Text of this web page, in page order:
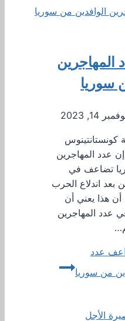
سوريا
14, 2023
كونستانتينوس
إن عدد المهاجرين
تضاعف في
بعد اندلاع الحرب
هذا يعني أن
عدد المهاجرين
عدد
من سوريا